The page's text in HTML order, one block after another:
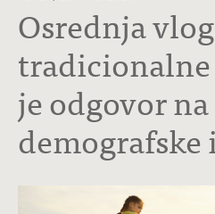
Osrednja
je odgovor na
demografske